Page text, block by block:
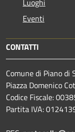
Luoghi
Eventi
CONTATTI
Comune di Piano di
Piazza Domenico
Codice Fiscale:
Partita IVA: